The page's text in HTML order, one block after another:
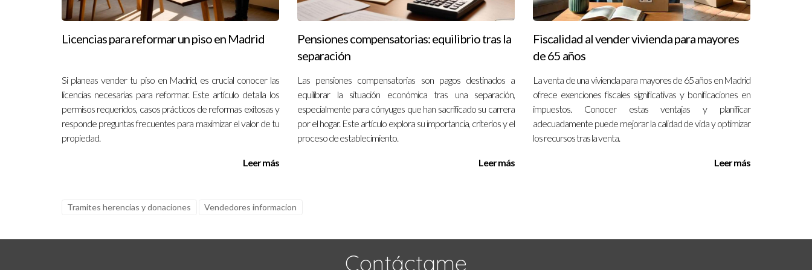
Licencias para reformar un piso en Madrid
Si planeas vender tu piso en Madrid, es crucial conocer las
licencias necesarias para reformar. Este artículo detalla los
permisos requeridos, casos prácticos de reformas exitosas y
responde preguntas frecuentes para maximizar el valor de tu
propiedad.
Leer más
Pensiones compensatorias: equilibrio tras la
separación
Las pensiones compensatorias son pagos destinados a
equilibrar la situación económica tras una separación,
especialmente para cónyuges que han sacrificado su carrera
por el hogar. Este artículo explora su importancia, criterios y el
proceso de establecimiento.
Leer más
Fiscalidad al vender vivienda para mayores
de 65 años
La venta de una vivienda para mayores de 65 años en Madrid
ofrece exenciones fiscales significativas y bonificaciones en
impuestos. Conocer estas ventajas y planificar
adecuadamente puede mejorar la calidad de vida y optimizar
los recursos tras la venta.
Leer más
Tramites herencias y donaciones Vendedores informacion
Contáctame